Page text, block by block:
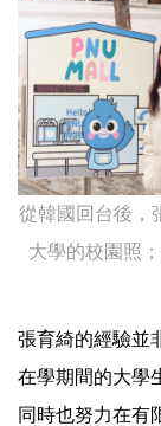
從韓國回台後，
大學的校園照
張育綺的經驗並
在學期間的大學
同時也努力在有